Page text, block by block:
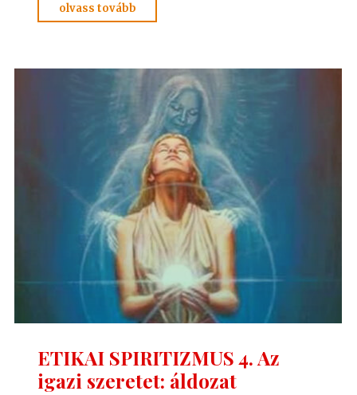
olvass tovább
GONDOLATOK
ETIKAI SPIRITIZMUS 4. Az
igazi szeretet: áldozat